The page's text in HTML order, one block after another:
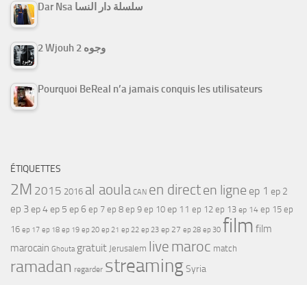
Dar Nsa سلسلة دار النسا
2 Wjouh 2 وجوه
Pourquoi BeReal n’a jamais conquis les utilisateurs
ÉTIQUETTES
2M 2015 2016 al aoula CAN en directen ligne ep 1 ep 2
ep 3ep 4ep 5 ep 6 ep 7 ep 8 ep 9 ep 10 ep 11 ep 12 ep 13 ep 14 ep 15 ep
16 ep 17 ep 18 ep 19 ep 20 ep 21 ep 22 ep 23 ep 27 ep 28 ep 30 film film
marocain Ghouta gratuit Jerusalem live maroc match
ramadan regarder streamingSyria